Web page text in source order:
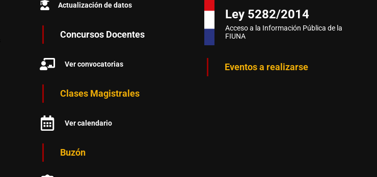
Actualización de datos
Concursos Docentes
Ver convocatorias
Clases Magistrales
Ver calendario
Buzón
Ley 5282/2014
Acceso a la Información Pública de la
FIUNA
Eventos a realizarse